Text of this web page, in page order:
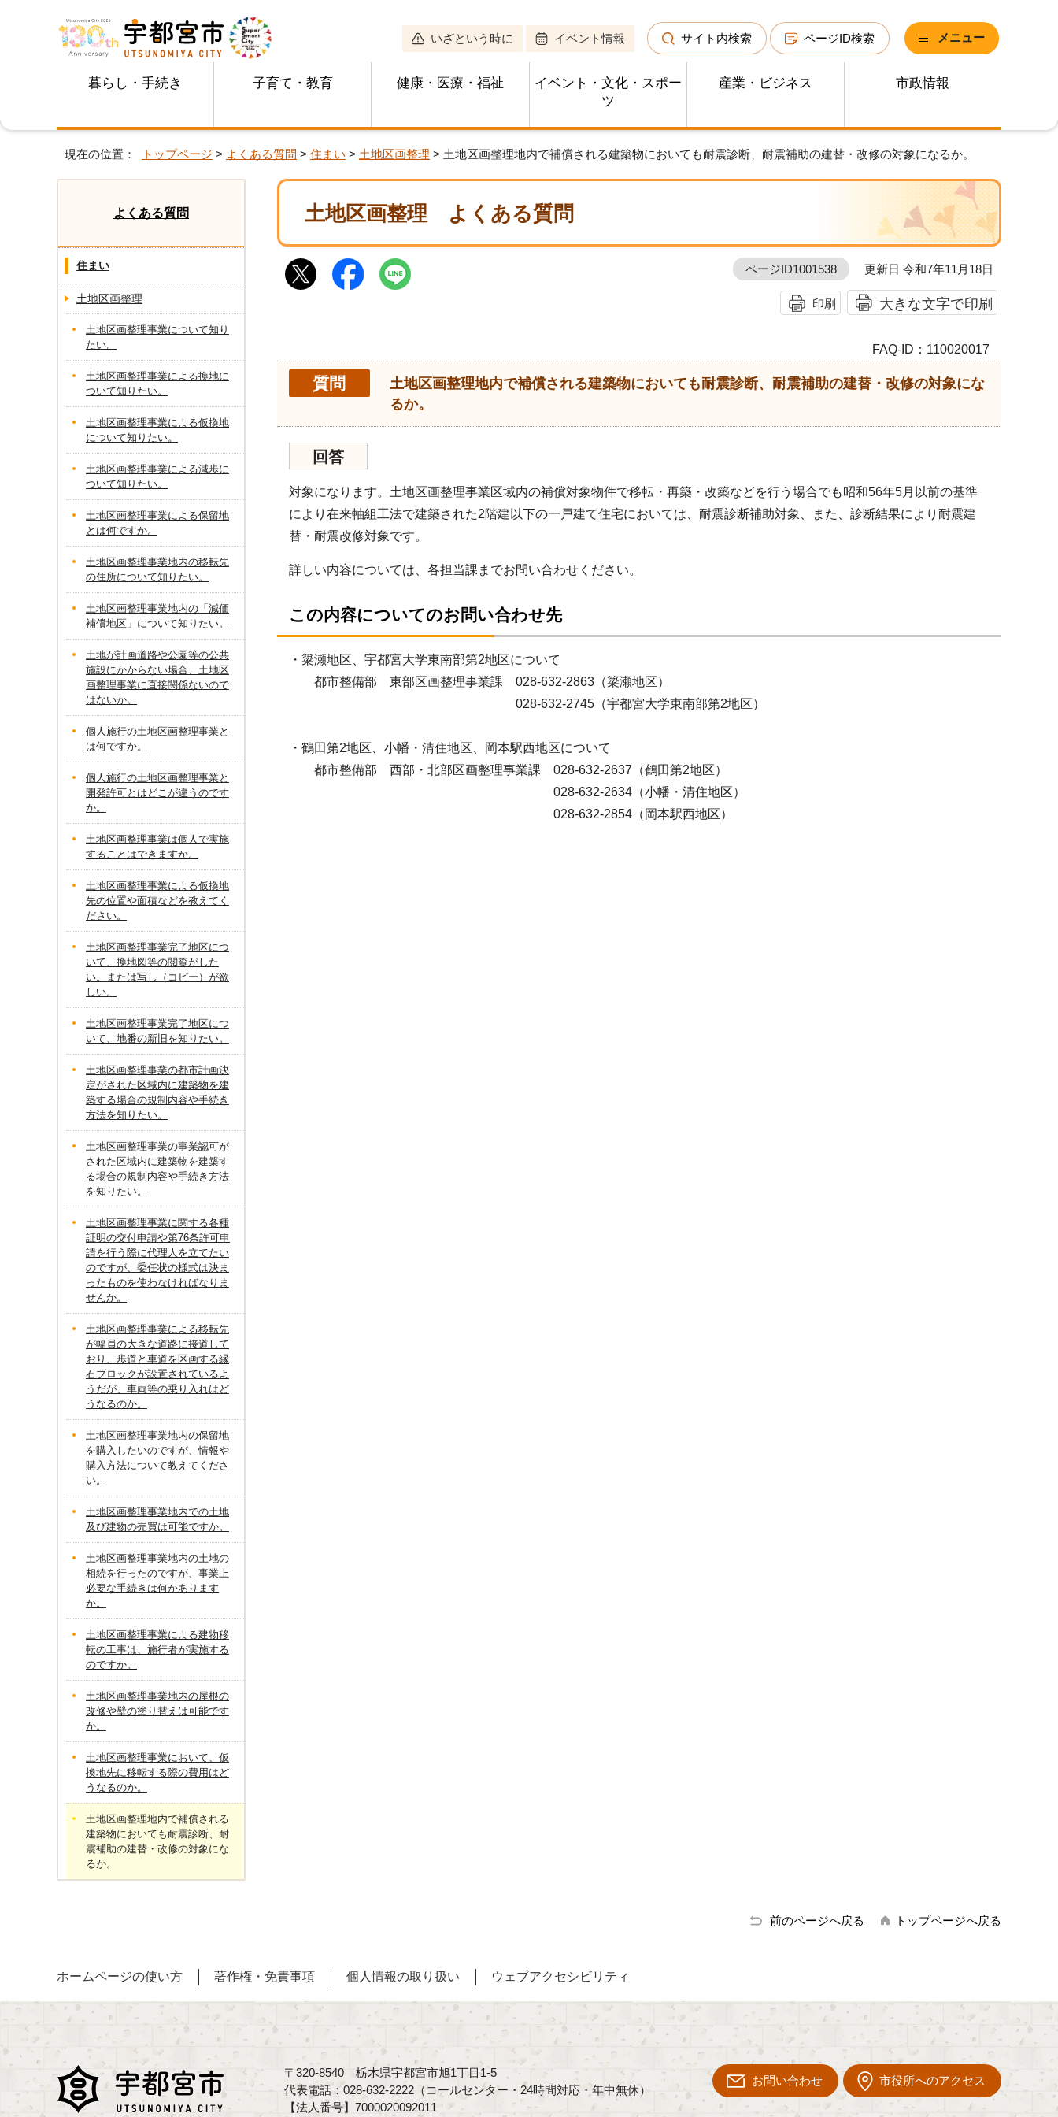
いざという時に イベント情報 サイト内検索 ページID検索 メニュー
暮らし・手続き 子育て・教育 健康・医療・福祉
イベント・文化・スポー
ツ
産業・ビジネス 市政情報
現在の位置： トップページ > よくある質問 > 住まい > 土地区画整理 > 土地区画整理地内で補償される建築物においても耐震診断、耐震補助の建替・改修の対象になるか。
土地区画整理 よくある質問
ページID1001538 更新日 令和7年11月18日
印刷 大きな文字で印刷
FAQ-ID：110020017
質問
土地区画整理地内で補償される建築物においても耐震診断、耐震補助の建替・改修の対象にな
るか。
回答
対象になります。土地区画整理事業区域内の補償対象物件で移転・再築・改築などを行う場合でも昭和56年5月以前の基準
により在来軸組工法で建築された2階建以下の一戸建て住宅においては、耐震診断補助対象、また、診断結果により耐震建
替・耐震改修対象です。
詳しい内容については、各担当課までお問い合わせください。
この内容についてのお問い合わせ先
・簗瀬地区、宇都宮大学東南部第2地区について
都市整備部 東部区画整理事業課 028-632-2863（簗瀬地区）
028-632-2745（宇都宮大学東南部第2地区）
・鶴田第2地区、小幡・清住地区、岡本駅西地区について
都市整備部 西部・北部区画整理事業課 028-632-2637（鶴田第2地区）
028-632-2634（小幡・清住地区）
028-632-2854（岡本駅西地区）
よくある質問
住まい
土地区画整理
土地区画整理事業について知り
たい。
土地区画整理事業による換地に
ついて知りたい。
土地区画整理事業による仮換地
について知りたい。
土地区画整理事業による減歩に
ついて知りたい。
土地区画整理事業による保留地
とは何ですか。
土地区画整理事業地内の移転先
の住所について知りたい。
土地区画整理事業地内の「減価
補償地区」について知りたい。
土地が計画道路や公園等の公共
施設にかからない場合、土地区
画整理事業に直接関係ないので
はないか。
個人施行の土地区画整理事業と
は何ですか。
個人施行の土地区画整理事業と
開発許可とはどこが違うのです
か。
土地区画整理事業は個人で実施
することはできますか。
土地区画整理事業による仮換地
先の位置や面積などを教えてく
ださい。
土地区画整理事業完了地区につ
いて、換地図等の閲覧がした
い。または写し（コピー）が欲
しい。
土地区画整理事業完了地区につ
いて、地番の新旧を知りたい。
土地区画整理事業の都市計画決
定がされた区域内に建築物を建
築する場合の規制内容や手続き
方法を知りたい。
土地区画整理事業の事業認可が
された区域内に建築物を建築す
る場合の規制内容や手続き方法
を知りたい。
土地区画整理事業に関する各種
証明の交付申請や第76条許可申
請を行う際に代理人を立てたい
のですが、委任状の様式は決ま
ったものを使わなければなりま
せんか。
土地区画整理事業による移転先
が幅員の大きな道路に接道して
おり、歩道と車道を区画する縁
石ブロックが設置されているよ
うだが、車両等の乗り入れはど
うなるのか。
土地区画整理事業地内の保留地
を購入したいのですが、情報や
購入方法について教えてくださ
い。
土地区画整理事業地内での土地
及び建物の売買は可能ですか。
土地区画整理事業地内の土地の
相続を行ったのですが、事業上
必要な手続きは何かあります
か。
土地区画整理事業による建物移
転の工事は、施行者が実施する
のですか。
土地区画整理事業地内の屋根の
改修や壁の塗り替えは可能です
か。
土地区画整理事業において、仮
換地先に移転する際の費用はど
うなるのか。
土地区画整理地内で補償される
建築物においても耐震診断、耐
震補助の建替・改修の対象にな
るか。
前のページへ戻る トップページへ戻る
ホームページの使い方 著作権・免責事項 個人情報の取り扱い ウェブアクセシビリティ
〒320-8540 栃木県宇都宮市旭1丁目1-5
代表電話：028-632-2222（コールセンター・24時間対応・年中無休）
【法人番号】7000020092011
お問い合わせ 市役所へのアクセス